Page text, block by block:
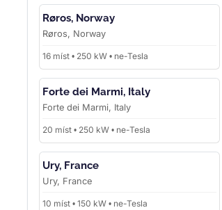
Røros, Norway
Røros, Norway
16 míst • 250 kW • ne-Tesla
Forte dei Marmi, Italy
Forte dei Marmi, Italy
20 míst • 250 kW • ne-Tesla
Ury, France
Ury, France
10 míst • 150 kW • ne-Tesla